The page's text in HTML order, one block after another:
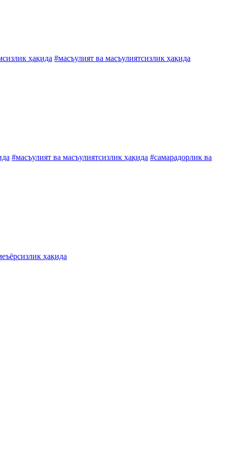
ҳақида #масъулият ва масъулиятсизлик ҳақида
#масъулият ва масъулиятсизлик ҳақида #самарадорлик ва
ҳақида